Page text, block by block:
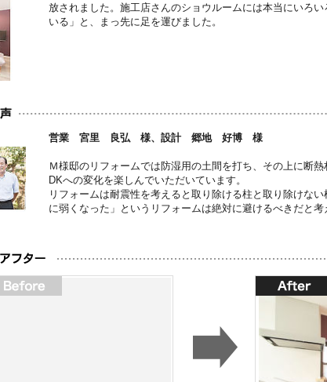
放されました。施工店さんのショウルームには本当にいろ
いる」と、まっ先に足を運びました。
営業 宮里 良弘 様、設計 郷地 好博 様
Ｍ様邸のリフォームでは防湿用の土間を打ち、その上に断
DKへの変化を楽しんでいただいています。
リフォームは耐震性を考えると取り除ける柱と取り除けな
に弱くなった」というリフォームは絶対に避けるべきだと